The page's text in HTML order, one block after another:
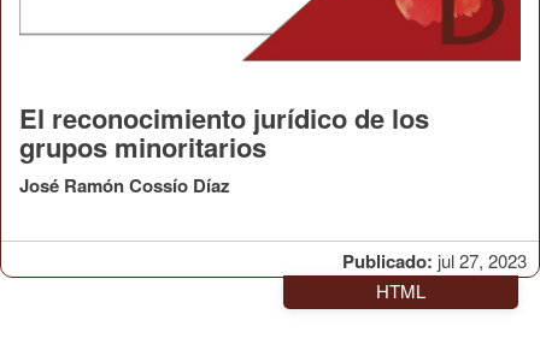
Publicado: jul 27, 2023
El reconocimiento jurídico de los
grupos minoritarios
José Ramón Cossío Díaz
HTML